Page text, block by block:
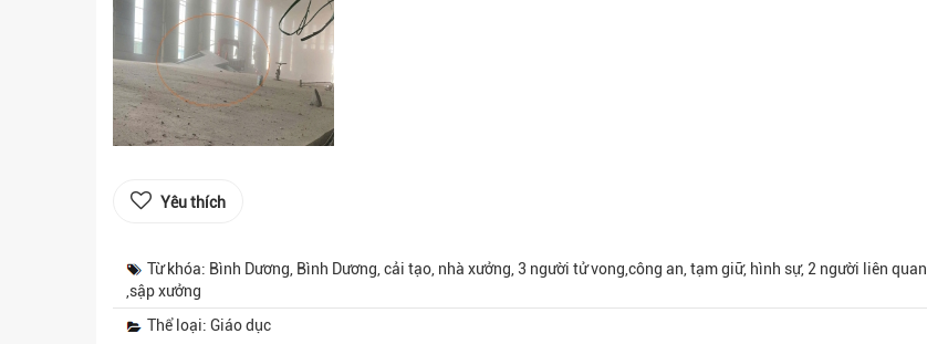
Yêu thích
Từ khóa: Bình Dương, Bình Dương, cải tạo, nhà xưởng, 3 người tử vong,công an, tạm giữ, hình sự, 2 người liên quan
,sập xưởng
Thể loại: Giáo dục